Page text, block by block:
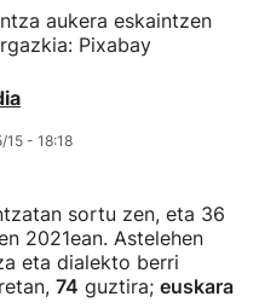
aukera eskaintzen
Pixabay
- 18:18
sortu zen, eta 36
2021ean. Astelehen
eta dialekto berri
74 guztira; euskara